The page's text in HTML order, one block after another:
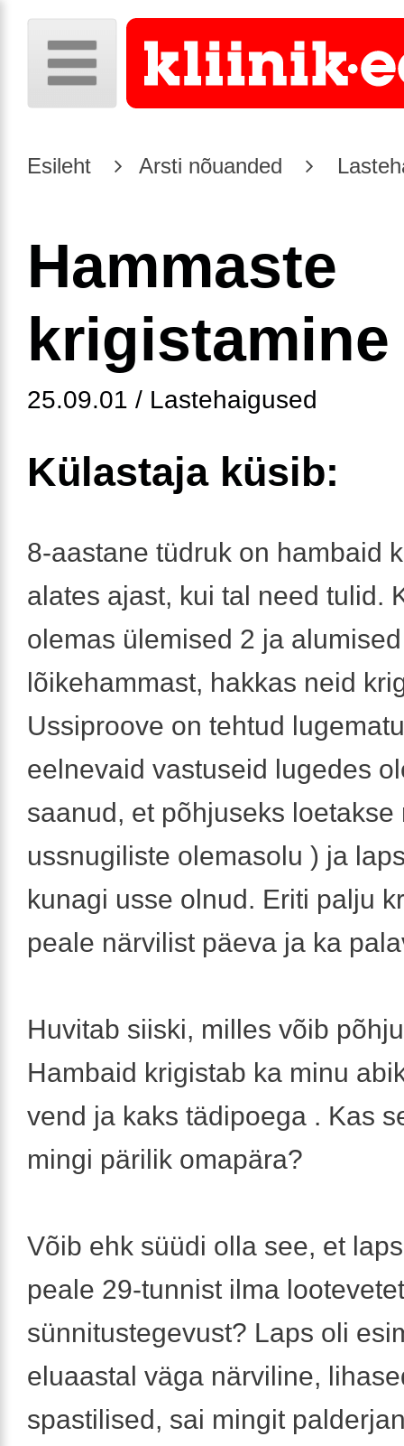
Esileht Arsti nõuanded
Hammaste
krigistamine
25.09.01 / Lastehaigused
Külastaja küsib:
8-aastane tüdruk on hambaid
alates ajast, kui tal need tulid.
olemas ülemised 2 ja
lõikehammast, hakkas neid
Ussiproove on tehtud
eelnevaid vastuseid lugedes
saanud, et põhjuseks loetakse
ussnugiliste olemasolu ) ja
kunagi usse olnud. Eriti palju
peale närvilist päeva ja ka
Huvitab siiski, milles võib
Hambaid krigistab ka minu
vend ja kaks tädipoega . Kas
mingi pärilik omapära?
Võib ehk süüdi olla see, et
peale 29-tunnist ilma
sünnitustegevust? Laps oli
eluaastal väga närviline,
spastilised, sai mingit